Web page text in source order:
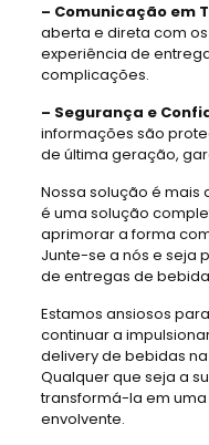
– Comunicação em
aberta e direta com
experiência de
complicações.
– Segurança e
informações são
de última geração,
Nossa solução é mais
é uma solução
aprimorar a forma
Junte-se a nós e seja
de entregas de
Estamos ansiosos
continuar a
delivery de bebidas
Qualquer que seja a
transformá-la em
envolvente.